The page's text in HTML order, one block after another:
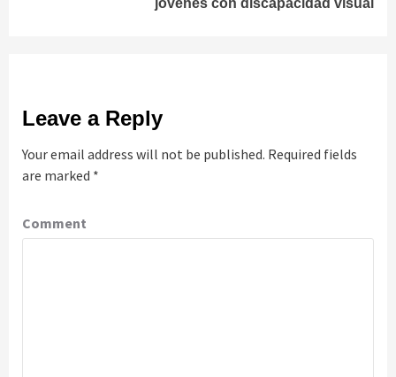
jóvenes con discapacidad visual
Leave a Reply
Your email address will not be published. Required fields
are marked *
Comment